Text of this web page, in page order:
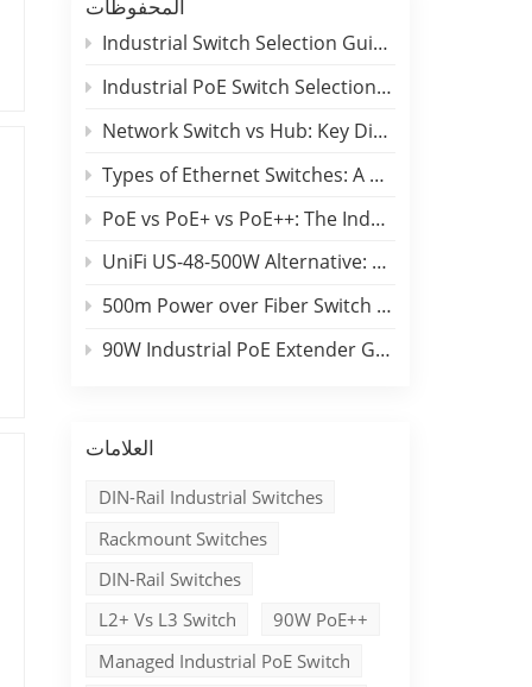
المحفوظات
Industrial Switch Selection Guide for DIN-Rail and Rackmount Applications
Industrial PoE Switch Selection Guide: Outdoor Deployment & Reliability Insights
Network Switch vs Hub: Key Differences, Performance Comparison & Industrial Applications
Types of Ethernet Switches: A B2B Engineering & Buyer Guide
PoE vs PoE+ vs PoE++: The Industrial Edge Selection Guide
UniFi US-48-500W Alternative: Benchu 48-Port Switch Comparison
500m Power over Fiber Switch Campus Backbone Guide
90W Industrial PoE Extender Guide for Long-Distance Outdoor Networks
العلامات
DIN-Rail Industrial Switches
Rackmount Switches
DIN-Rail Switches
L2+ Vs L3 Switch
90W PoE++
Managed Industrial PoE Switch